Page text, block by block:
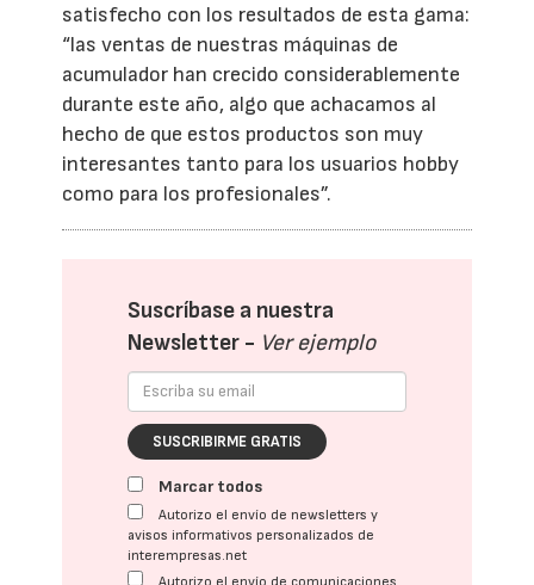
satisfecho con los resultados de esta gama:
“las ventas de nuestras máquinas de
acumulador han crecido considerablemente
durante este año, algo que achacamos al
hecho de que estos productos son muy
interesantes tanto para los usuarios hobby
como para los profesionales”.
Suscríbase a nuestra
Newsletter - Ver ejemplo
SUSCRIBIRME GRATIS
Marcar todos
Autorizo el envío de newsletters y
avisos informativos personalizados de
interempresas.net